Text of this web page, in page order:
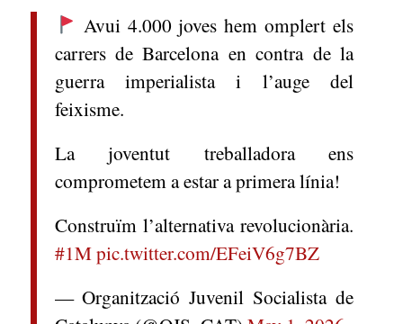
Avui 4.000 joves hem omplert els
carrers de Barcelona en contra de la
guerra imperialista i l’auge del
feixisme.
La joventut treballadora ens
comprometem a estar a primera línia!
Construïm l’alternativa revolucionària.
#1Mpic.twitter.com/EFeiV6g7BZ
— Organització Juvenil Socialista de